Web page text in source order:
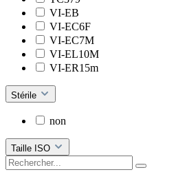
VI-EB
VI-EC6F
VI-EC7M
VI-EL10M
VI-ER15m
Stérile
non
Taille ISO